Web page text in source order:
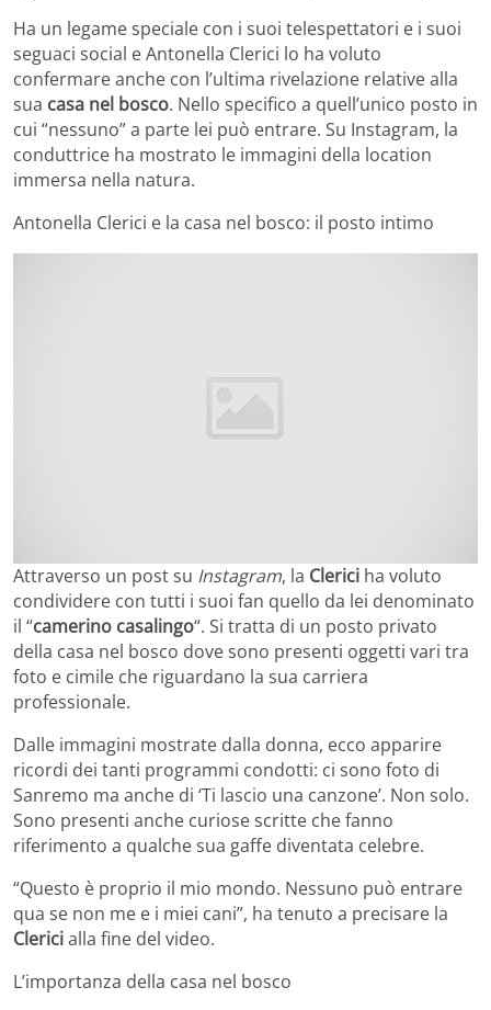
Ha un legame speciale con i suoi telespettatori e i suoi
seguaci social e Antonella Clerici lo ha voluto
confermare anche con l’ultima rivelazione relative alla
sua casa nel bosco. Nello specifico a quell’unico posto in
cui “nessuno” a parte lei può entrare. Su Instagram, la
conduttrice ha mostrato le immagini della location
immersa nella natura.
Antonella Clerici e la casa nel bosco: il posto intimo
Attraverso un post su Instagram, la Clerici ha voluto
condividere con tutti i suoi fan quello da lei denominato
il “camerino casalingo“. Si tratta di un posto privato
della casa nel bosco dove sono presenti oggetti vari tra
foto e cimile che riguardano la sua carriera
professionale.
Dalle immagini mostrate dalla donna, ecco apparire
ricordi dei tanti programmi condotti: ci sono foto di
Sanremo ma anche di ‘Ti lascio una canzone’. Non solo.
Sono presenti anche curiose scritte che fanno
riferimento a qualche sua gaffe diventata celebre.
“Questo è proprio il mio mondo. Nessuno può entrare
qua se non me e i miei cani”, ha tenuto a precisare la
Clericialla fine del video.
L’importanza della casa nel bosco